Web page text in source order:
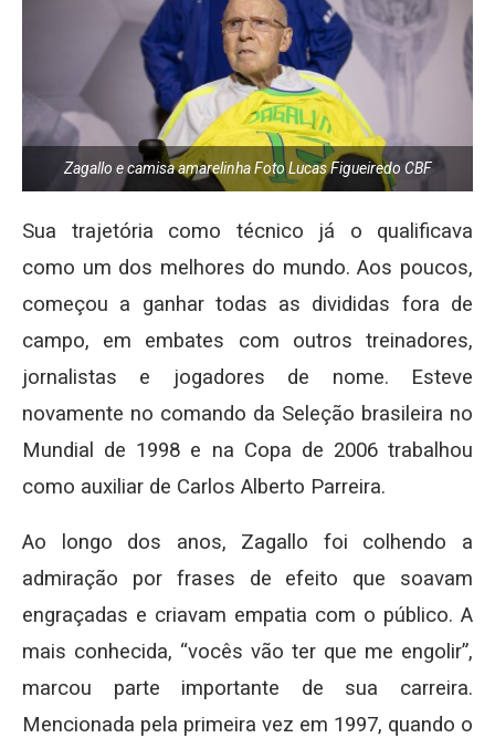
Zagallo e camisa amarelinha Foto Lucas Figueiredo CBF
Sua trajetória como técnico já o qualificava
como um dos melhores do mundo. Aos poucos,
começou a ganhar todas as divididas fora de
campo, em embates com outros treinadores,
jornalistas e jogadores de nome. Esteve
novamente no comando da Seleção brasileira no
Mundial de 1998 e na Copa de 2006 trabalhou
como auxiliar de Carlos Alberto Parreira.
Ao longo dos anos, Zagallo foi colhendo a
admiração por frases de efeito que soavam
engraçadas e criavam empatia com o público. A
mais conhecida, “vocês vão ter que me engolir”,
marcou parte importante de sua carreira.
Mencionada pela primeira vez em 1997, quando o